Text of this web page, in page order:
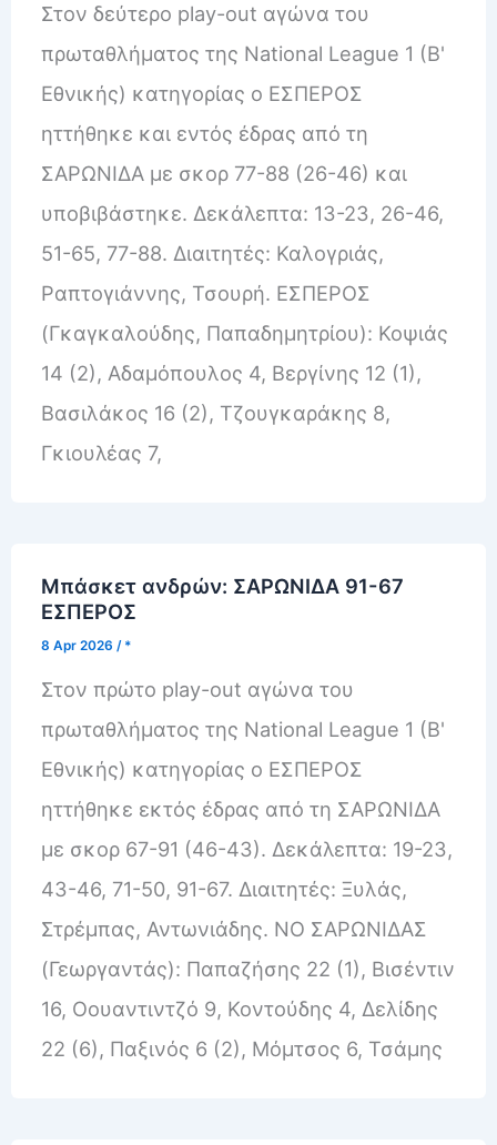
Στον δεύτερο play-out αγώνα του
πρωταθλήματος της National League 1 (Β'
Εθνικής) κατηγορίας ο ΕΣΠΕΡΟΣ
ηττήθηκε και εντός έδρας από τη
ΣΑΡΩΝΙΔΑ με σκορ 77-88 (26-46) και
υποβιβάστηκε. Δεκάλεπτα: 13-23, 26-46,
51-65, 77-88. Διαιτητές: Καλογριάς,
Ραπτογιάννης, Τσουρή. ΕΣΠΕΡΟΣ
(Γκαγκαλούδης, Παπαδημητρίου): Κοψιάς
14 (2), Αδαμόπουλος 4, Βεργίνης 12 (1),
Βασιλάκος 16 (2), Τζουγκαράκης 8,
Γκιουλέας 7,
Μπάσκετ ανδρών: ΣΑΡΩΝΙΔΑ 91-67
ΕΣΠΕΡΟΣ
8 Apr 2026/ *
Στον πρώτο play-out αγώνα του
πρωταθλήματος της National League 1 (Β'
Εθνικής) κατηγορίας ο ΕΣΠΕΡΟΣ
ηττήθηκε εκτός έδρας από τη ΣΑΡΩΝΙΔΑ
με σκορ 67-91 (46-43). Δεκάλεπτα: 19-23,
43-46, 71-50, 91-67. Διαιτητές: Ξυλάς,
Στρέμπας, Αντωνιάδης. ΝΟ ΣAΡΩΝΙΔΑΣ
(Γεωργαντάς): Παπαζήσης 22 (1), Βισέντιν
16, Οουαντιντζό 9, Κοντούδης 4, Δελίδης
22 (6), Παξινός 6 (2), Μόμτσος 6, Τσάμης